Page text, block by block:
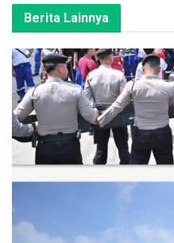
Berita Lainnya